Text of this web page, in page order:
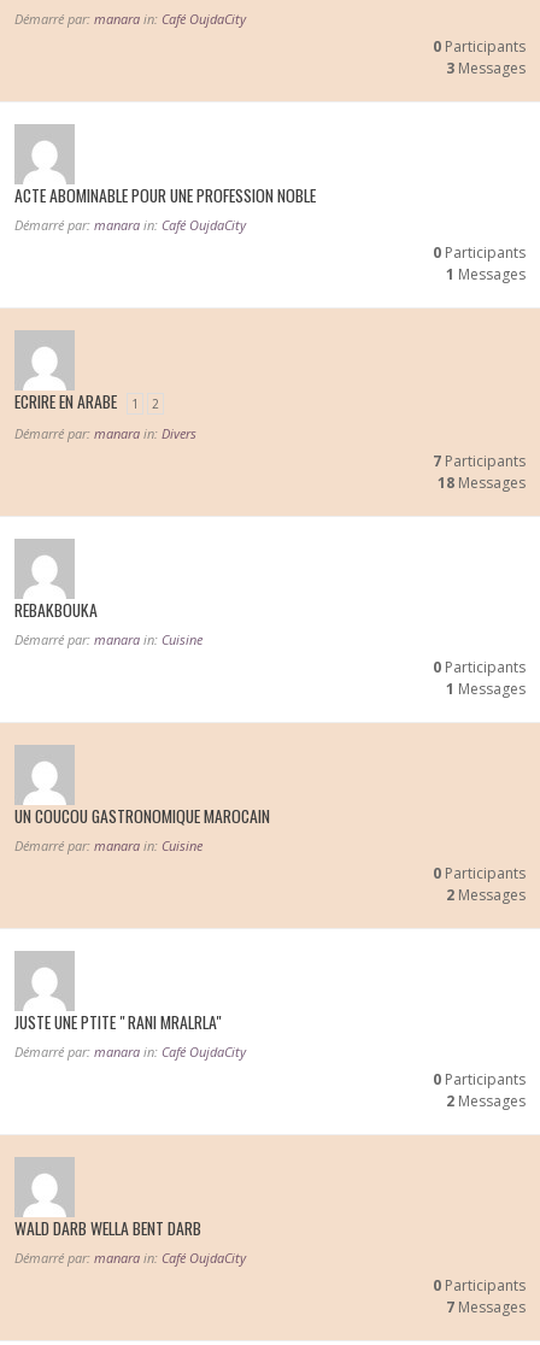
Démarré par: manara in: Café OujdaCity
0 Participants
3 Messages
ACTE ABOMINABLE POUR UNE PROFESSION NOBLE
Démarré par: manara in: Café OujdaCity
0 Participants
1 Messages
ECRIRE EN ARABE 1 2
Démarré par: manara in: Divers
7 Participants
18 Messages
REBAKBOUKA
Démarré par: manara in: Cuisine
0 Participants
1 Messages
UN COUCOU GASTRONOMIQUE MAROCAIN
Démarré par: manara in: Cuisine
0 Participants
2 Messages
JUSTE UNE PTITE " RANI MRALRLA"
Démarré par: manara in: Café OujdaCity
0 Participants
2 Messages
WALD DARB WELLA BENT DARB
Démarré par: manara in: Café OujdaCity
0 Participants
7 Messages